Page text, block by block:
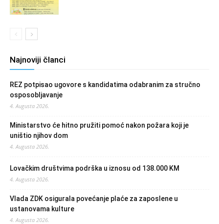
Najnoviji članci
REZ potpisao ugovore s kandidatima odabranim za stručno
osposobljavanje
4. Augusta 2026.
Ministarstvo će hitno pružiti pomoć nakon požara koji je
uništio njihov dom
4. Augusta 2026.
Lovačkim društvima podrška u iznosu od 138.000 KM
4. Augusta 2026.
Vlada ZDK osigurala povećanje plaće za zaposlene u
ustanovama kulture
4. Augusta 2026.